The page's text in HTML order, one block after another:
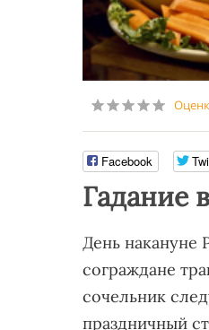
Facebook
Гадание
День накануне
сограждане
сочельник
праздничный